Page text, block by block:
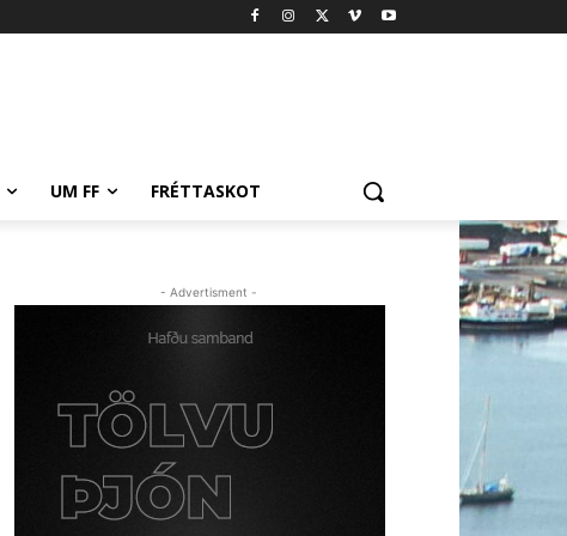
UM FF FRÉTTASKOT
- Advertisment -